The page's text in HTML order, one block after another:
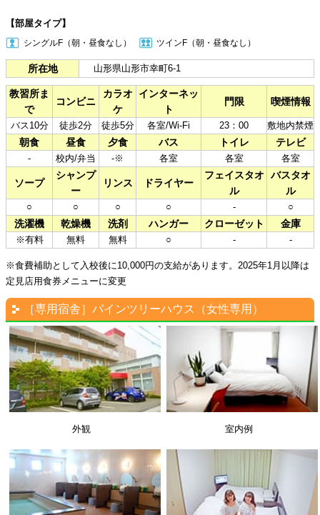
【部屋タイプ】
シングルF（朝・昼食なし）
ツインF（朝・昼食なし）
所在地 山形県山形市幸町6-1
教習所ま
で
コンビニ
カラオ
ケ
インターネッ
ト
門限 喫煙情報
バス10分 徒歩2分 徒歩5分 各室/Wi-Fi 23：00 敷地内禁煙
朝食 昼食 夕食 バス トイレ テレビ
- 校内/弁当 -※ 各室 各室 各室
ソープ
シャンプ
ー
リンス ドライヤー
フェイスタオ
ル
バスタオ
ル
○ ○ ○ ○ - ○
洗濯機 乾燥機 洗剤 ハンガー クローゼット 金庫
※有料 無料 無料 ○ - -
※食費補助として入校後に10,000円の支給があります。2025年1月以降は
定見店用食券メニューに変更
［専用宿舎］パインツリーハウス（女性専用）
外観 室内例